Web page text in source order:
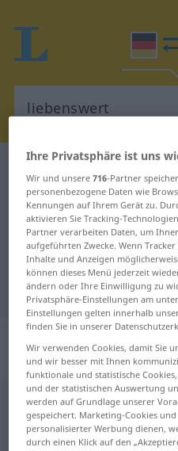
Deutsch-Rumänisch
Deutsch-
für "liebenswert"
"liebenswert"
Übersetzung
„liebenswert“:
liebenswertadj
Übersicht aller
Ihre Privatsphäre ist uns
Wir und unsere716-Partner
personenbezogene Daten wie
Kennungen auf Ihrem Gerät zu.
aktivieren Sie Tracking-
Partner verarbeiten Daten, um
aufgeführten Zwecke. Wenn
Inhalte und Anzeigen
können dieses Menü jederzeit
ändern oder Ihre Einwilligung zu
Privatsphäre-Einstellungen am
Einstellungen gelten innerhalb
finden Sie in unserer
Wir verwenden Cookies, damit Sie
und wir besser mit Ihnen
funktionale und statistische
und der statistischen Auswertung
werden auf Grundlage unserer
gespeichert. Marketing-Cookies
personalisierter Werbung dienen,
durch einen Klick auf den